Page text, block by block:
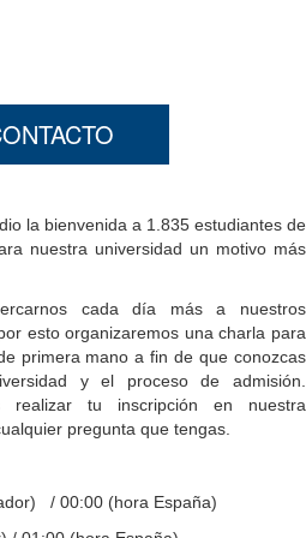
dio la bienvenida a 1.835 estudiantes de
nuestra universidad un motivo más
cada día más a nuestros
esto organizaremos una charla para
primera mano a fin de que conozcas
y el proceso de admisión.
realizar tu inscripción en nuestra
pregunta que tengas.
/ 00:00 (hora España)